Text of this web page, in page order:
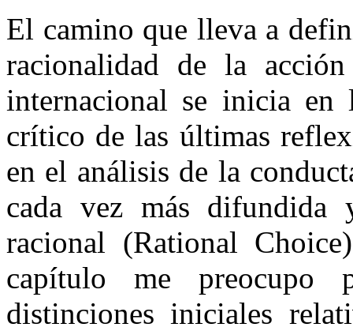
El camino que lleva a
racionalidad de la
internacional se inicia
crítico de las últimas
en el análisis de la
cada vez más
racional (Rational
capítulo me preocupo
distinciones iniciales